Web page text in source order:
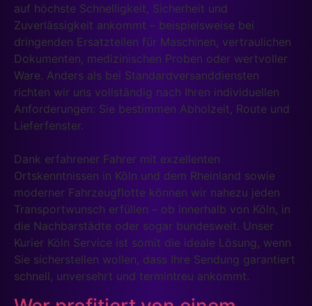
auf höchste Schnelligkeit, Sicherheit und
Zuverlässigkeit ankommt – beispielsweise bei
dringenden Ersatzteilen für Maschinen, vertraulichen
Dokumenten, medizinischen Proben oder wertvoller
Ware. Anders als bei Standardversanddiensten
richten wir uns vollständig nach Ihren individuellen
Anforderungen: Sie bestimmen Abholzeit, Route und
Lieferfenster.
Dank erfahrener Fahrer mit exzellenten
Ortskenntnissen in Köln und dem Rheinland sowie
moderner Fahrzeugflotte können wir nahezu jeden
Transportwunsch erfüllen – ob innerhalb von Köln, in
die Nachbarstädte oder sogar bundesweit. Unser
Kurier Köln Service ist somit die ideale Lösung, wenn
Sie sicherstellen wollen, dass Ihre Sendung garantiert
schnell, unversehrt und termintreu ankommt.